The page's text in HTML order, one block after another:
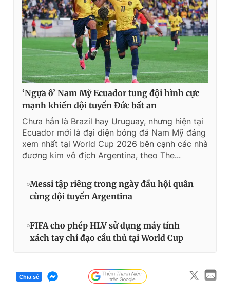
‘Ngựa ô’ Nam Mỹ Ecuador tung đội hình cực
mạnh khiến đội tuyển Đức bất an
Chưa hẳn là Brazil hay Uruguay, nhưng hiện tại
Ecuador mới là đại diện bóng đá Nam Mỹ đáng
xem nhất tại World Cup 2026 bên cạnh các nhà
đương kim vô địch Argentina, theo The...
Messi tập riêng trong ngày đầu hội quân
cùng đội tuyển Argentina
FIFA cho phép HLV sử dụng máy tính
xách tay chỉ đạo cầu thủ tại World Cup
Chia sẻ